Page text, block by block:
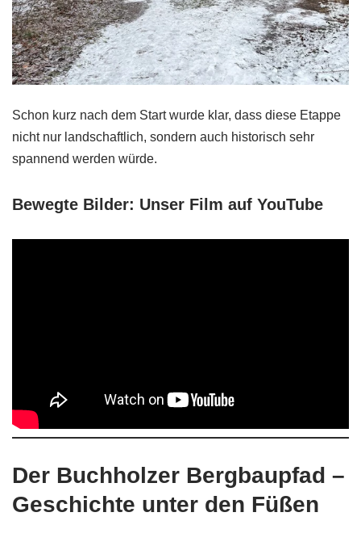
Schon kurz nach dem Start wurde klar, dass diese Etappe
nicht nur landschaftlich, sondern auch historisch sehr
spannend werden würde.
Bewegte Bilder: Unser Film auf YouTube
Der Buchholzer Bergbaupfad –
Geschichte unter den Füßen